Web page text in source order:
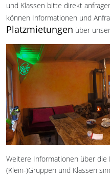
und Klassen bitte direkt
können Informationen und
Platzmietungen über
Weitere Informationen über die
(Klein-)Gruppen und Klassen